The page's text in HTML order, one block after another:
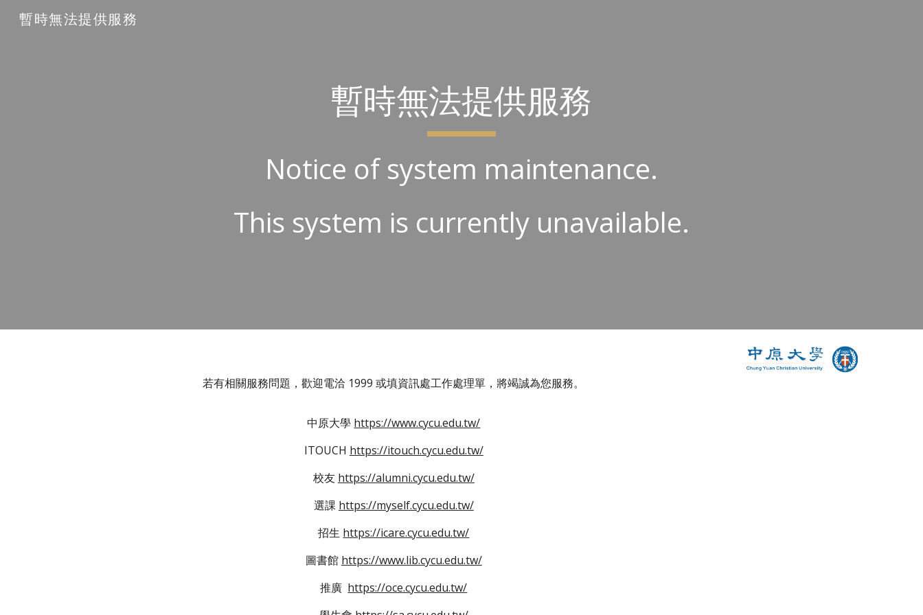
暫時無法提供服務
暫時無法提供服務
Notice of system maintenance.
This system is currently unavailable.
若有相關服務問題，歡迎電洽 1999 或填資訊處工作處理單，將竭誠為您服務。
中原大學 https://www.cycu.edu.tw/
ITOUCH https://itouch.cycu.edu.tw/
校友 https://alumni.cycu.edu.tw/
選課 https://myself.cycu.edu.tw/
招生 https://icare.cycu.edu.tw/
圖書館 https://www.lib.cycu.edu.tw/
推廣 https://oce.cycu.edu.tw/